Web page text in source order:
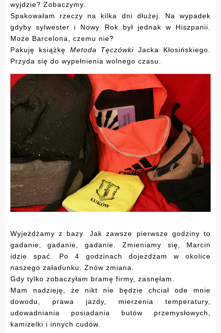
wyjdzie? Zobaczymy.
Spakowałam rzeczy na kilka dni dłużej. Na wypadek
gdyby sylwester i Nowy Rok był jednak w Hiszpanii.
Może Barcelona, czemu nie?
Pakuję książkę Metoda Tęczówki Jacka Kłosińskiego.
Przyda się do wypełnienia wolnego czasu.
Wyjeżdżamy z bazy. Jak zawsze pierwsze godziny to
gadanie, gadanie, gadanie. Zmieniamy się, Marcin
idzie spać. Po 4 godzinach dojeżdżam w okolice
naszego załadunku. Znów zmiana.
Gdy tylko zobaczyłam bramę firmy, zasnęłam.
Mam nadzieję, że nikt nie będzie chciał ode mnie
dowodu, prawa jazdy, mierzenia temperatury,
udowadniania posiadania butów przemysłowych,
kamizelki i innych cudów.